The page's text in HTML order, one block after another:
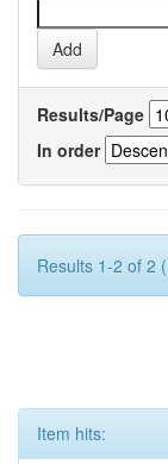
Results/Page
In order
Results 1-2 of 2
Item hits: